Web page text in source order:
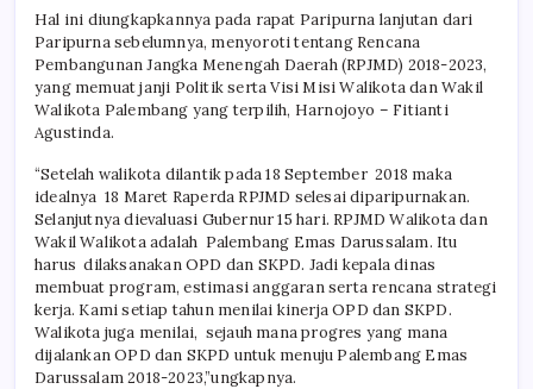
Hal ini diungkapkannya pada rapat Paripurna lanjutan dari
Paripurna sebelumnya, menyoroti tentang Rencana
Pembangunan Jangka Menengah Daerah (RPJMD) 2018-2023,
yang memuat janji Politik serta Visi Misi Walikota dan Wakil
Walikota Palembang yang terpilih, Harnojoyo – Fitianti
Agustinda.
“Setelah walikota dilantik pada 18 September 2018 maka
idealnya 18 Maret Raperda RPJMD selesai diparipurnakan.
Selanjutnya dievaluasi Gubernur 15 hari. RPJMD Walikota dan
Wakil Walikota adalah Palembang Emas Darussalam. Itu
harus dilaksanakan OPD dan SKPD. Jadi kepala dinas
membuat program, estimasi anggaran serta rencana strategi
kerja. Kami setiap tahun menilai kinerja OPD dan SKPD.
Walikota juga menilai, sejauh mana progres yang mana
dijalankan OPD dan SKPD untuk menuju Palembang Emas
Darussalam 2018-2023,”ungkapnya.